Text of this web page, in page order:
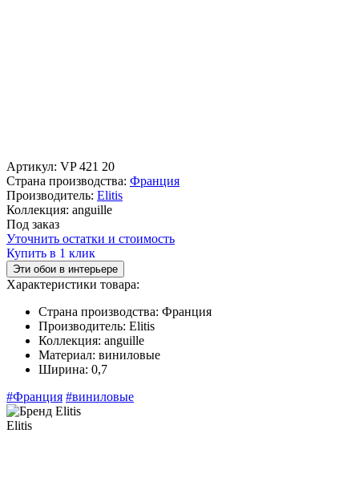
Артикул: VP 421 20
Страна производства: Франция
Производитель: Elitis
Коллекция: anguille
Под заказ
Уточнить остатки и стоимость
Купить в 1 клик
Эти обои в интерьере
Характеристики товара:
Страна производства: Франция
Производитель: Elitis
Коллекция: anguille
Материал: виниловые
Ширина: 0,7
#Франция #виниловые
Elitis